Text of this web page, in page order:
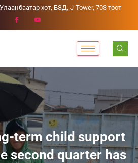
Улаанбаатар хот, БЗД, J-Tower, 703 тоот
term child support
second quarter has